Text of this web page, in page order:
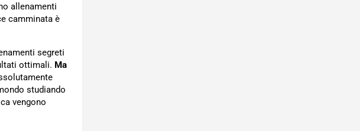
allenamenti
camminata è
segreti
ottimali. Ma
studiando
vengono